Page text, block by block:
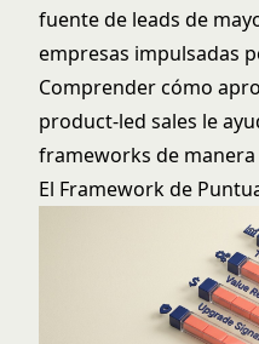
fuente de leads de
empresas impulsadas
Comprender cómo
product-led sales le
frameworks de manera
El Framework de